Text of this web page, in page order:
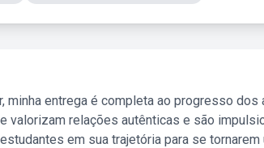
minha entrega é completa ao progresso
valorizam relações autênticas e são
em sua trajetória para se